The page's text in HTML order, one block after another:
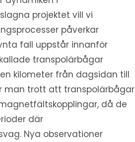
projektet vill vi
påverkar
fall uppstår innanför
transpolärbågar
kilometer från dagsidan till
man trott att transpolärbågar
då de
där
Nya observationer